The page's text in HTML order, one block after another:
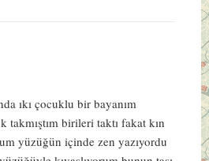
ıkı çocuklu bir bayanım
takmıştım birileri taktı fakat kın
yüzüğün içinde zen yazıyordu